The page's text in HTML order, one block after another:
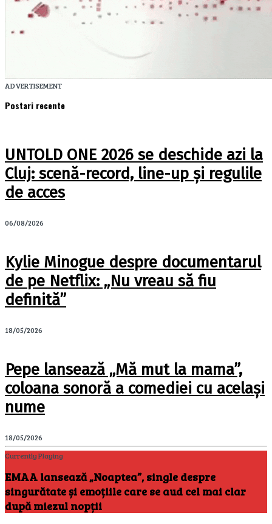
ADVERTISEMENT
Postari recente
UNTOLD ONE 2026 se deschide azi la
Cluj: scenă-record, line-up și regulile
de acces
06/08/2026
Kylie Minogue despre documentarul
de pe Netflix: „Nu vreau să fiu
definită”
18/05/2026
Pepe lansează „Mă mut la mama”,
coloana sonoră a comediei cu același
nume
18/05/2026
Currently Playing
EMAA lansează „Noaptea”, single despre
singurătate și emoțiile care se aud cel mai clar
după miezul nopții